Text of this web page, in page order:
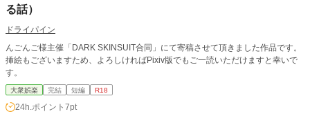
る話）
ドライパイン
んごんご様主催「DARK SKINSUIT合同」にて寄稿させて頂きました作品です。
挿絵もございますため、よろしければPixiv版でもご一読いただけますと幸いで
す。
大衆娯楽 完結 短編 R18
24h.ポイント 7pt